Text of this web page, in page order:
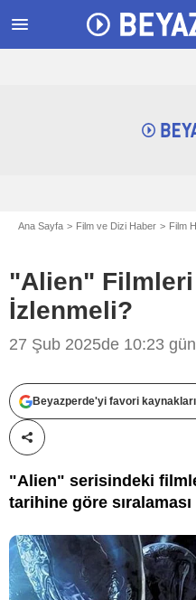
menu
Ana Sayfa Film ve Dizi Haber Film
"Alien" Filmleri
İzlenmeli?
27 Şub 2025de 10:23
Beyazperde'yi favori
Paylaş!
"Alien" serisindeki
tarihine göre